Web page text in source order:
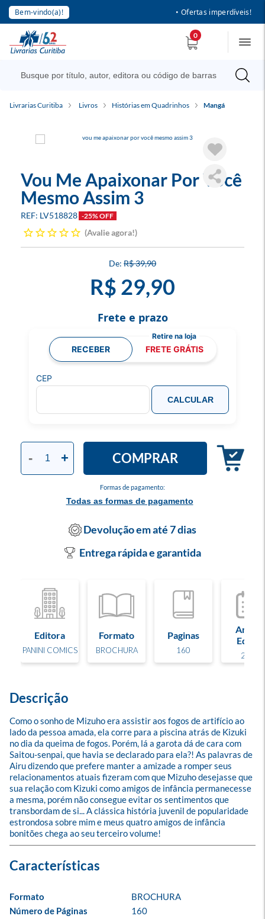
Bem-vindo(a)! • Ofertas imperdíveis!
0
Livrarias Curitiba Livros Histórias em Quadrinhos Mangá
Vou Me Apaixonar Por Você
Mesmo Assim 3
LV518828 -25% OFF
Avalie agora!
R$ 39,90
R$ 29,90
Formas de pagamento:
Todas as formas de pagamento
- + COMPRAR
Frete e prazo
RECEBER FRETE GRÁTIS
CEP
CALCULAR
Devolução em até 7 dias
Entrega rápida e garantida
Editora
PANINI COMICS
Formato
BROCHURA
Paginas
160
Ano de
Edição
2024
Descrição
Como o sonho de Mizuho era assistir aos fogos de artifício ao
lado da pessoa amada, ela corre para a piscina atrás de Kizuki
no dia da queima de fogos. Porém, lá a garota dá de cara com
Saitou-senpai, que havia se declarado para ela?! As palavras de
Airu dizendo que prefere manter a amizade a romper seus
relacionamentos atuais fizeram com que Mizuho desejasse que
sua relação com Kizuki como amigos de infância permanecesse
a mesma, porém não consegue evitar os sentimentos que
transbordam de si... A clássica história juvenil de popularidade
estrondosa sobre mim e meus quatro amigos de infância
bonitões chega ao seu terceiro volume!
Formato
BROCHURA
Número de Páginas
160